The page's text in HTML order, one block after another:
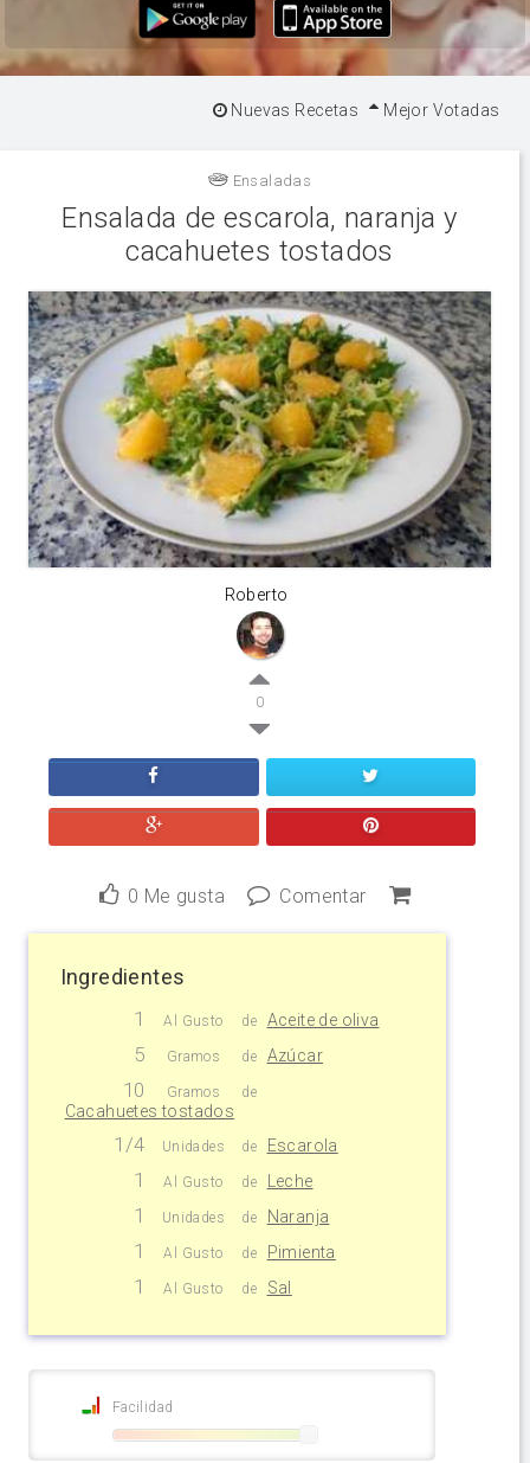
Nuevas Recetas Mejor Votadas
Ensaladas
Ensalada de escarola, naranja y
cacahuetes tostados
Roberto
0
0 Me gusta Comentar
Ingredientes
1 Al Gusto de Aceite de oliva
5 Gramos de Azúcar
10 Gramos de
Cacahuetes tostados
1/4 Unidades de Escarola
1 Al Gusto de Leche
1 Unidades de Naranja
1 Al Gusto de Pimienta
1 Al Gusto de Sal
Facilidad